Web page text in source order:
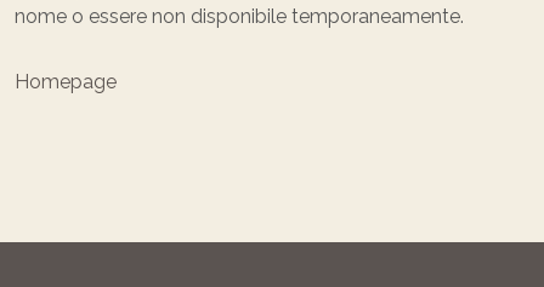
nome o essere non disponibile temporaneamente.
Homepage